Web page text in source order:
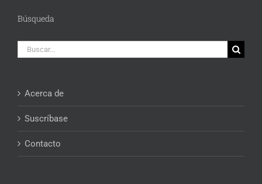
Búsqueda
Buscar:
Acerca de
Suscríbase
Contacto